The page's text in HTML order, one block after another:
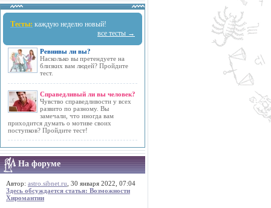
Тесты: каждую неделю новый!
все тесты →
Ревнивы ли вы?
Насколько вы претендуете на
близких вам людей? Пройдите
тест.
Справедливый ли вы человек?
Чувство справедливости у всех
развито по разному. Вы
замечали, что иногда вам
приходится думать о мотиве своих
поступков? Пройдите тест!
На форуме
Автор: astro.sibnet.ru , 30 января 2022, 07:04
Здесь обсуждается статья: Возможности
Хиромантии